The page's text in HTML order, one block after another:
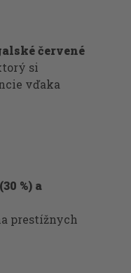
červené
si
vďaka
%) a
prestížnych